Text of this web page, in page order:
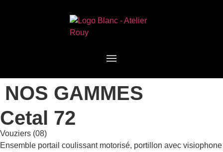
NOS GAMMES
Cetal 72
Vouziers (08)
Ensemble portail coulissant motorisé, portillon avec visiophone